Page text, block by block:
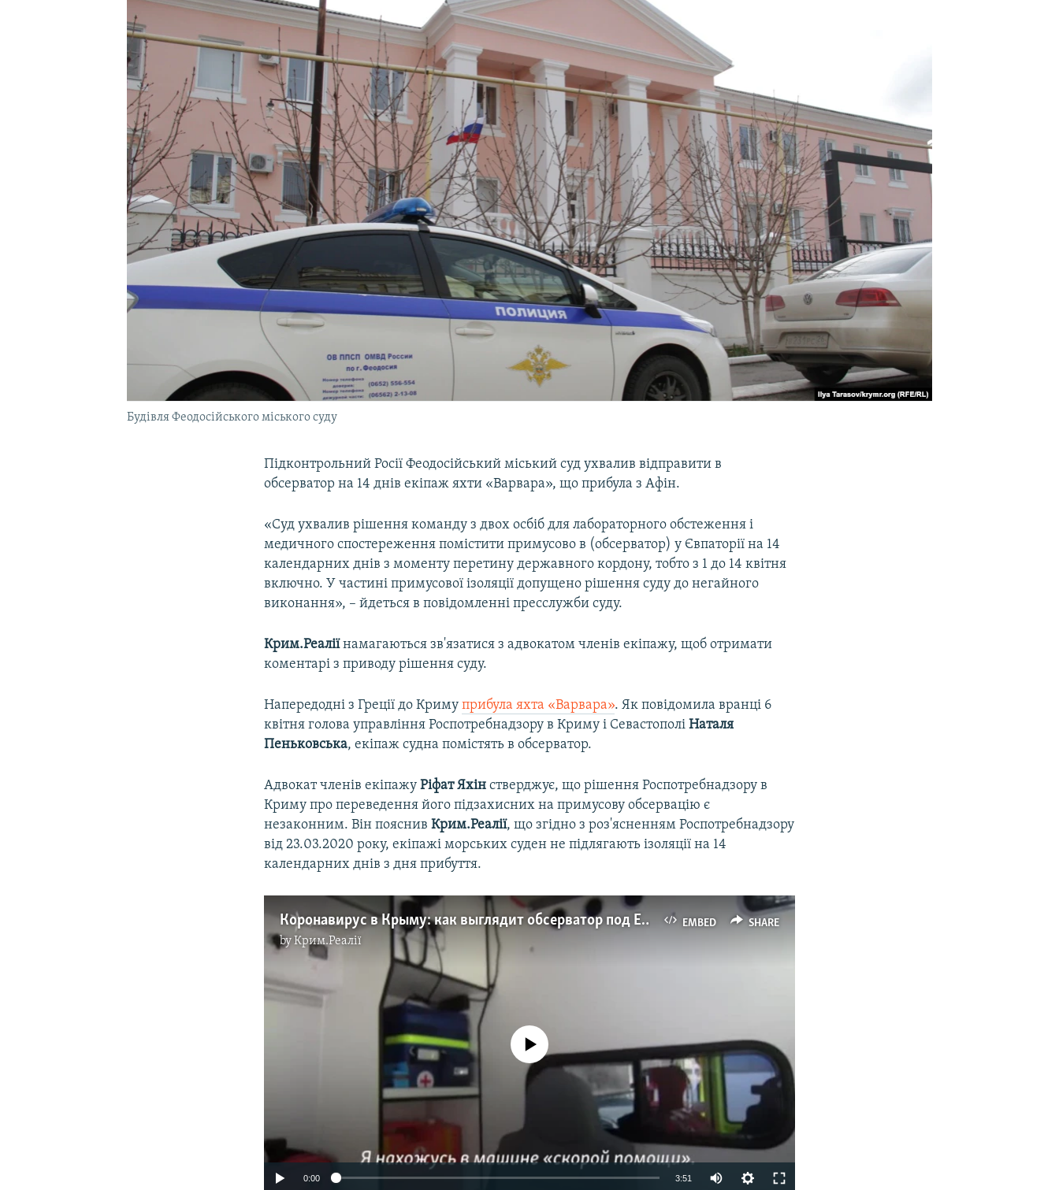
УКРАЇНСЬКА ПРОБЛЕМА КРИМУ
Будівля Феодосійського міського суду
Підконтрольний Росії Феодосійський міський суд ухвалив відправити в
обсерватор на 14 днів екіпаж яхти «Варвара», що прибула з Афін.
«Суд ухвалив рішення команду з двох осбіб для лабораторного обстеження і
медичного спостереження помістити примусово в (обсерватор) у Євпаторії на 14
календарних днів з моменту перетину державного кордону, тобто з 1 до 14 квітня
включно. У частині примусової ізоляції допущено рішення суду до негайного
виконання», – йдеться в повідомленні пресслужби суду.
Крим.Реаліїнамагаються зв'язатися з адвокатом членів екіпажу, щоб отримати
коментарі з приводу рішення суду.
Напередодні з Греції до Кримуприбула яхта «Варвара». Як повідомила вранці 6
квітня голова управління Роспотребнадзору в Криму і СевастополіНаталя
Пеньковська, екіпаж судна помістять в обсерватор.
Адвокат членів екіпажуРіфат Яхін стверджує, що рішення Роспотребнадзору в
Криму про переведення його підзахисних на примусову обсервацію є
незаконним. Він пояснивКрим.Реалії, що згідно з роз'ясненням Роспотребнадзору
від 23.03.2020 року, екіпажі морських суден не підлягають ізоляції на 14
календарних днів з дня прибуття.
EMBED SHARE
Коронавирус в Крыму: как выглядит обсерватор под Евпаторией (видео)
byКрим.Реалії
No media source currently available
0:00 3:51